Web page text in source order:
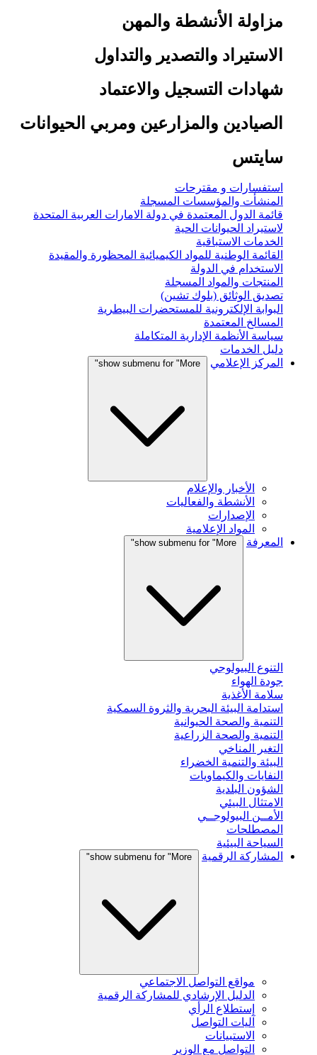
مزاولة الأنشطة والمهن
الاستيراد والتصدير والتداول
شهادات التسجيل والاعتماد
الصيادين والمزارعين ومربي الحيوانات
سايتس
استفسارات و مقترحات
المنشأت والمؤسسات المسجلة
قائمة الدول المعتمدة في دولة الامارات العربية المتحدة
لاستيراد الحيوانات الحية
الخدمات الاستباقية
القائمة الوطنية للمواد الكيميائية المحظورة والمقيدة
الاستخدام في الدولة
المنتجات والمواد المسجلة
تصديق الوثائق (بلوك تشين)
البوابة الإلكترونية للمستحضرات البيطرية
المسالخ المعتمدة
سياسة الأنظمة الإدارية المتكاملة
دليل الخدمات
المركز الإعلامي
show submenu for "More"
الأخبار والإعلام
الأنشطة والفعاليات
الإصدارات
المواد الإعلامية
المعرفة
show submenu for "More"
التنوع البيولوجي
جودة الهواء
سلامة الأغذية
استدامة البيئة البحرية والثروة السمكية
التنمية والصحة الحيوانية
التنمية والصحة الزراعية
التغير المناخي
البيئة والتنمية الخضراء
النفايات والكيماويات
الشؤون البلدية
الامتثال البيئي
الأمــن البيولوجــي
المصطلحات
السياحة البيئية
المشاركة الرقمية
show submenu for "More"
مواقع التواصل الاجتماعي
الدليل الإرشادي للمشاركة الرقمية
إستطلاع الرأي
آليات التواصل
الاستبيانات
التواصل مع الوزير